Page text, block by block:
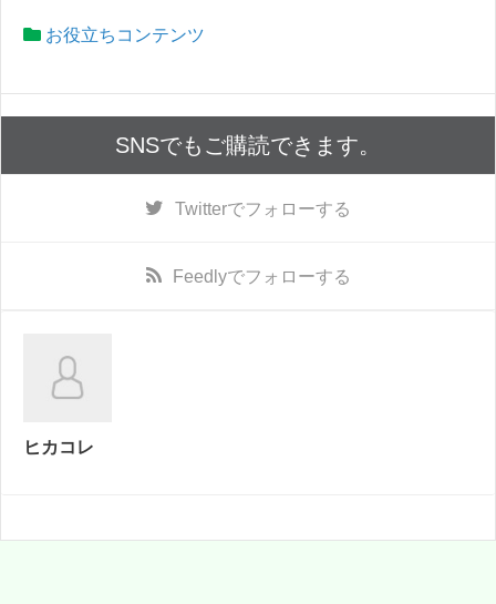
お役立ちコンテンツ
SNSでもご購読できます。
Twitterでフォローする
Feedlyでフォローする
ヒカコレ